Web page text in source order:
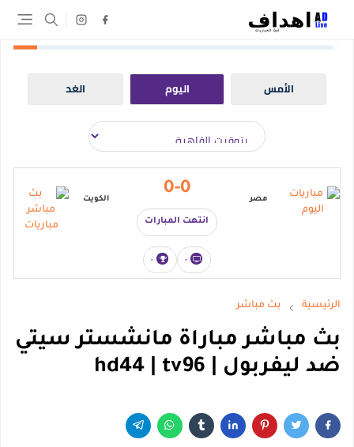
الأمس اليوم الغد
مصر
0-0
انتهت المبارات
-
-
الكويت
الرئيسية بث مباشر
بث مباشر مباراة مانشستر سيتي
ضد ليفربول | hd44 | tv96